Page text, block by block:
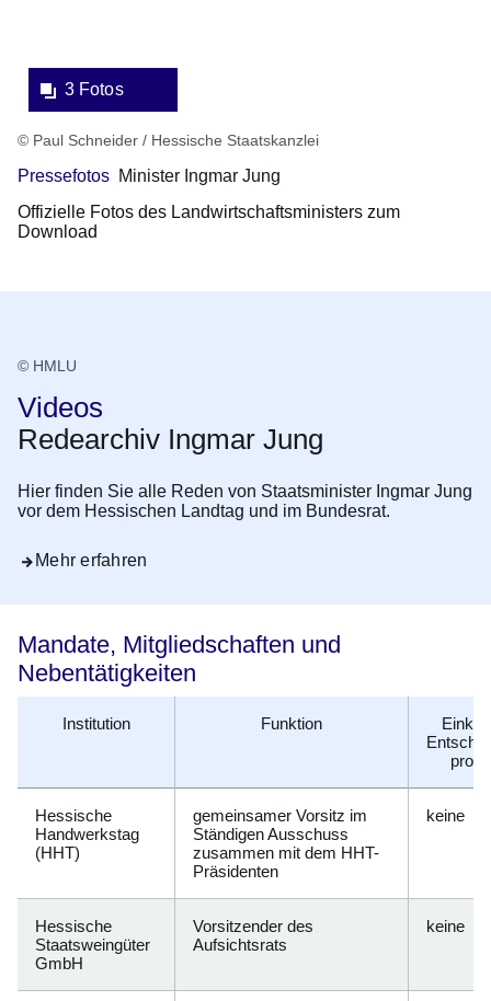
3 Fotos
© Paul Schneider / Hessische Staatskanzlei
Pressefotos Minister Ingmar Jung
Offizielle Fotos des Landwirtschaftsministers zum
Download
© HMLU
Videos
Redearchiv Ingmar Jung
Hier finden Sie alle Reden von Staatsminister Ingmar Jung
vor dem Hessischen Landtag und im Bundesrat.
Mehr erfahren
Mandate, Mitgliedschaften und
Nebentätigkeiten
Institution Funktion
pro
Hessische
Handwerkstag
(HHT)
gemeinsamer Vorsitz im
Ständigen Ausschuss
zusammen mit dem HHT-
Präsidenten
keine
Hessische
Staatsweingüter
GmbH
Vorsitzender des
Aufsichtsrats
keine